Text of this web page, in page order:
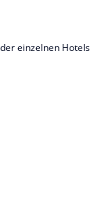
einzelnen Hotels